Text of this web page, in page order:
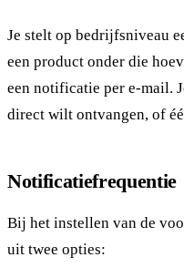
Je stelt op bedrijfsniveau
een product onder die
een notificatie per e-mail.
direct wilt ontvangen, of
Notificatiefrequentie
Bij het instellen van de
uit twee opties: